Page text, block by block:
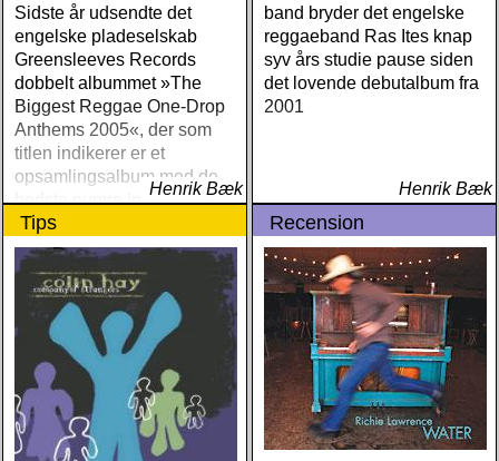
Sidste år udsendte det
engelske pladeselskab
Greensleeves Records
dobbelt albummet »The
Biggest Reggae One-Drop
Anthems 2005«, der som
titlen indikerer er et
opsamlingsalbum med de
bedste numre indenfor den
populære reggaestil kaldet
one-drop
Henrik Bæk
band bryder det engelske
reggaeband Ras Ites knap
syv års studie pause siden
det lovende debutalbum fra
2001
Henrik Bæk
Tips Recension